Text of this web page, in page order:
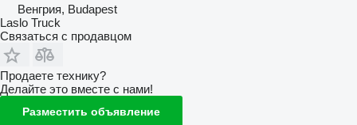
Венгрия, Budapest
Laslo Truck
Связаться с продавцом
Продаете технику?
Делайте это вместе с нами!
Разместить объявление